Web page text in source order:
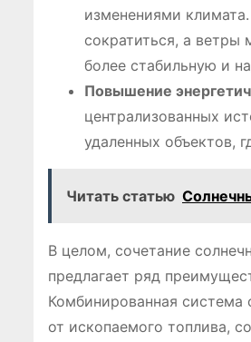
изменениями
сократиться, а ветры
более стабильную и
Повышение
централизованных
удаленных объектов,
Читать статью
В целом, сочетание
предлагает ряд
Комбинированная система
от ископаемого топлива,